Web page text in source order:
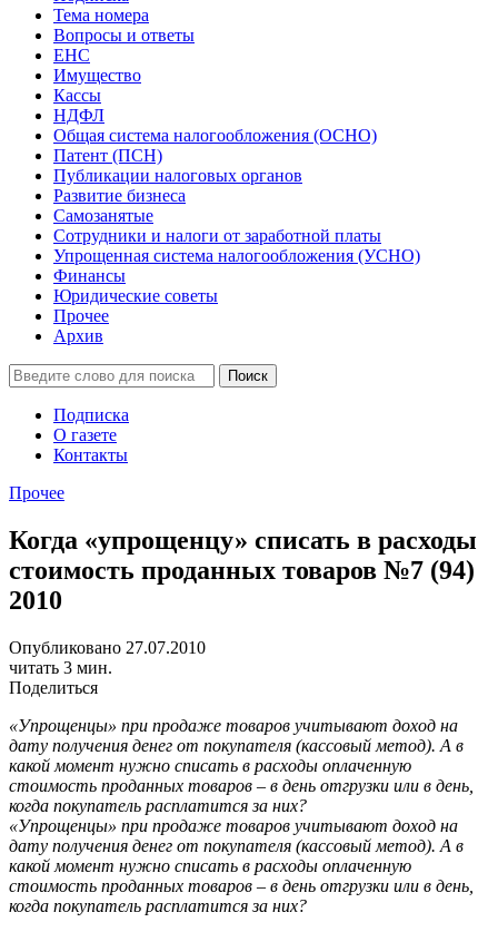
Тема номера
Вопросы и ответы
ЕНС
Имущество
Кассы
НДФЛ
Общая система налогообложения (ОСНО)
Патент (ПСН)
Публикации налоговых органов
Развитие бизнеса
Самозанятые
Сотрудники и налоги от заработной платы
Упрощенная система налогообложения (УСНО)
Финансы
Юридические советы
Прочее
Архив
Подписка
О газете
Контакты
Прочее
Когда «упрощенцу» списать в расходы
стоимость проданных товаров №7 (94)
2010
Опубликовано 27.07.2010
читать 3 мин.
Поделиться
«Упрощенцы» при продаже товаров учитывают доход на
дату получения денег от покупателя (кассовый метод). А в
какой момент нужно списать в расходы оплаченную
стоимость проданных товаров – в день отгрузки или в день,
когда покупатель расплатится за них?
«Упрощенцы» при продаже товаров учитывают доход на
дату получения денег от покупателя (кассовый метод). А в
какой момент нужно списать в расходы оплаченную
стоимость проданных товаров – в день отгрузки или в день,
когда покупатель расплатится за них?